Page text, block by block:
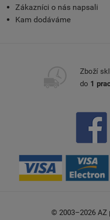
Zákazníci o nás napsali
Kam dodáváme
Zboží
do 1
© 2003–2026 AZ